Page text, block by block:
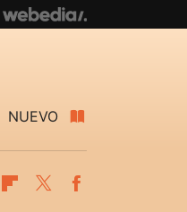
NUEVO
Flipboard
Twitter